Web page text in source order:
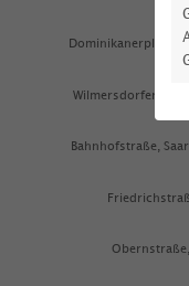
Bahnhofstraße,
Dominikanerplatz,
Wilmersdorfer